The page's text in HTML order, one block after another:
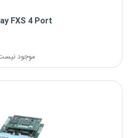
FXS 4 Port
موجود